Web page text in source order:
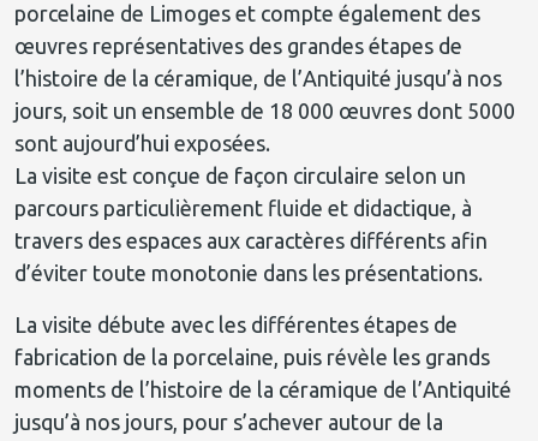
porcelaine de Limoges et compte également des
œuvres représentatives des grandes étapes de
l’histoire de la céramique, de l’Antiquité jusqu’à nos
jours, soit un ensemble de 18 000 œuvres dont 5000
sont aujourd’hui exposées.
La visite est conçue de façon circulaire selon un
parcours particulièrement fluide et didactique, à
travers des espaces aux caractères différents afin
d’éviter toute monotonie dans les présentations.
La visite débute avec les différentes étapes de
fabrication de la porcelaine, puis révèle les grands
moments de l’histoire de la céramique de l’Antiquité
jusqu’à nos jours, pour s’achever autour de la